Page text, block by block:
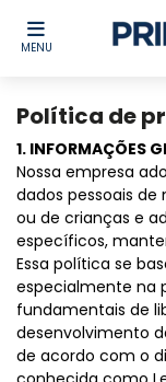
MENU
Política de
1. INFORMAÇÕES
Nossa empresa
dados pessoais de
ou de crianças e
específicos,
Essa política se
especialmente na
fundamentais de
desenvolvimento
de acordo com o